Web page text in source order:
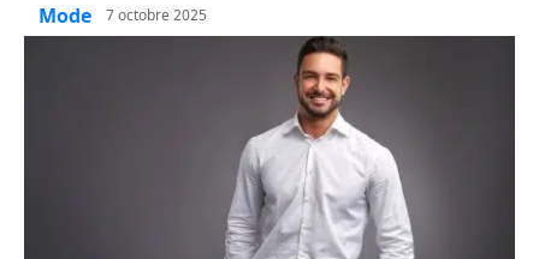
Mode 7 octobre 2025